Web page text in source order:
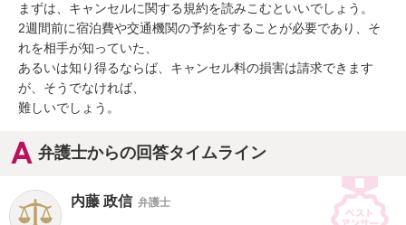
まずは、キャンセルに関する規約を読みこむといいでしょう。
2週間前に宿泊費や交通機関の予約をすることが必要であり、そ
れを相手が知っていた、
あるいは知り得るならば、キャンセル料の損害は請求できます
が、そうでなければ、
難しいでしょう。
弁護士からの回答タイムライン
内藤 政信 弁護士